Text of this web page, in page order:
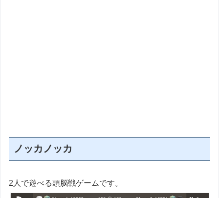
ノッカノッカ
2人で遊べる頭脳戦ゲームです。